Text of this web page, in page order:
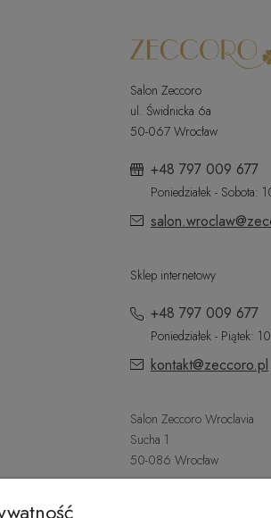
Salon Zeccoro
ul. Świdnicka 6a
50-067 Wrocław
+48 797 009 677
Poniedziałek - Sobota:
Sklep internetowy
+48 797 009 677
Poniedziałek - Piątek:
kontakt@zeccoro.pl
Salon Zeccoro Wroclavia
Sucha 1
50-086 Wrocław